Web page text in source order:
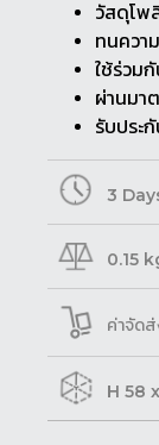
วัสดุโพ
ทนควา
ใช้ร่วม
ผ่านมา
รับประ
3
0.15
ค่าจัด
H 58